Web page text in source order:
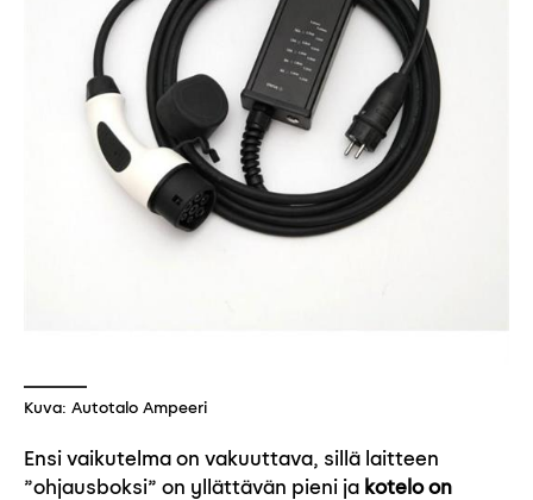
Kuva: Autotalo Ampeeri
Ensi vaikutelma on vakuuttava, sillä laitteen
”ohjausboksi” on yllättävän pieni ja kotelo on